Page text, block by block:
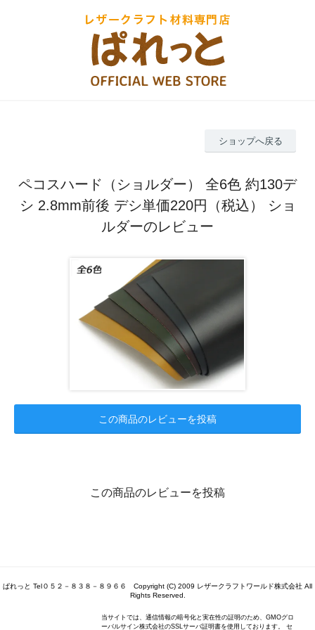
ショップへ戻る
ペコスハード（ショルダー） 全6色 約130デ
シ 2.8mm前後 デシ単価220円（税込） ショ
ルダーのレビュー
この商品のレビューを投稿
この商品のレビューを投稿
ぱれっと Tel０５２－８３８－８９６６ Copyright (C) 2009 レザークラフトワールド株式会社 All
Rights Reserved.
当サイトでは、通信情報の暗号化と実在性の証明のため、GMOグロ
ーバルサイン株式会社のSSLサーバ証明書を使用しております。 セ